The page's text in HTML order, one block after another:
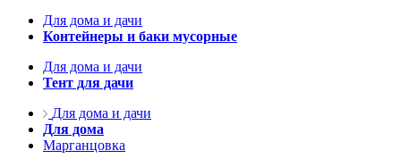
Для дома и дачи
Контейнеры и баки мусорные
Для дома и дачи
Тент для дачи
Для дома и дачи
Для дома
Марганцовка